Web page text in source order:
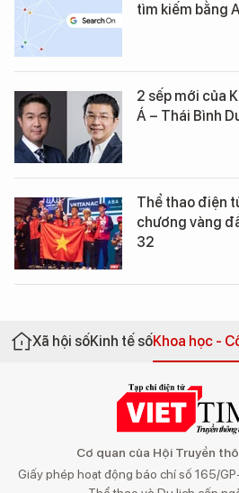
tìm kiếm bằng
2 sếp mới của
Á – Thái Bình
Thể thao điện
chương vàng
32
Xã hội sốKinh tế sốKhoa học -
Cơ quan của Hội Truyền
Giấy phép hoạt động báo chí số 165/